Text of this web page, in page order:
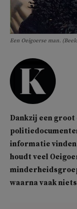
Een Oeigoerse man.
Dankzij een groot
informatie
houdt veel
waarna vaak